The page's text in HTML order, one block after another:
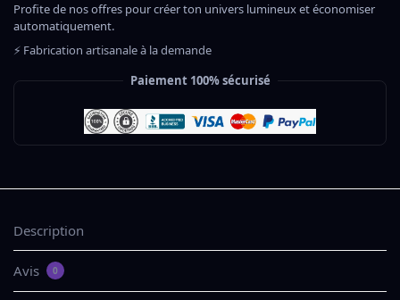
Profite de nos offres pour créer ton univers lumineux et économiser
automatiquement.
⚡ Fabrication artisanale à la demande
Paiement 100% sécurisé
Description
Avis 0